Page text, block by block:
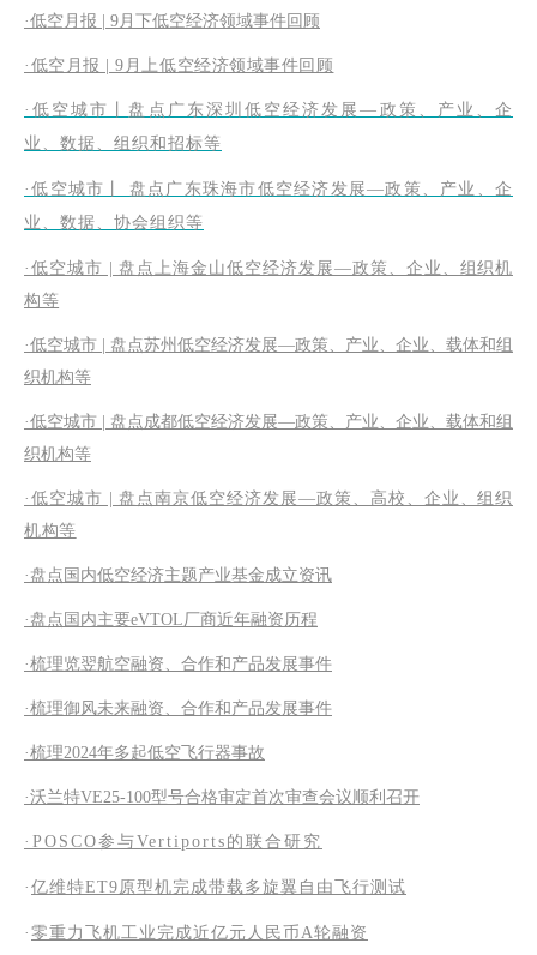
·低空月报 | 9月下低空经济领域事件回顾
·低空月报 | 9月上低空经济领域事件回顾
· 低空城市丨 盘点广东深圳低空经济发展—政策、产业、企
业、数据、组织和招标等
· 低空城市丨 盘点广东珠海市低空经济发展—政策、产业、企
业、数据、协会组织等
·低空城市 | 盘点上海金山低空经济发展—政策、企业、组织机
构等
·低空城市 | 盘点苏州低空经济发展—政策、产业、企业、载体和组
织机构等
·低空城市 | 盘点成都低空经济发展—政策、产业、企业、载体和组
织机构等
·低空城市 | 盘点南京低空经济发展—政策、高校、企业、组织
机构等
·盘点国内低空经济主题产业基金成立资讯
·盘点国内主要eVTOL厂商近年融资历程
·梳理览翌航空融资、合作和产品发展事件
·梳理御风未来融资、合作和产品发展事件
·梳理2024年多起低空飞行器事故
·沃兰特VE25-100型号合格审定首次审查会议顺利召开
·POSCO参与Vertiports的联合研究
· 亿维特ET9原型机完成带载多旋翼自由飞行测试
· 零重力飞机工业完成近亿元人民币A轮融资